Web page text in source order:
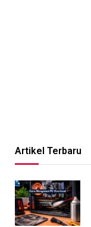
Artikel Terbaru